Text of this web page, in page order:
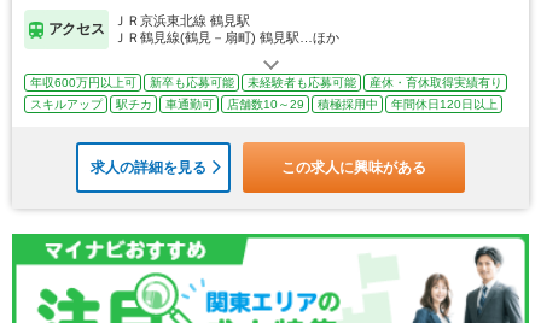
アクセス
ＪＲ京浜東北線 鶴見駅
ＪＲ鶴見線(鶴見－扇町) 鶴見駅…ほか
年収600万円以上可 新卒も応募可能 未経験者も応募可能
産休・育休取得実績有り
スキルアップ
駅チカ 車通勤可 店舗数10～29 積極採用中 年間休日120日以上
求人の詳細を見る この求人に興味がある